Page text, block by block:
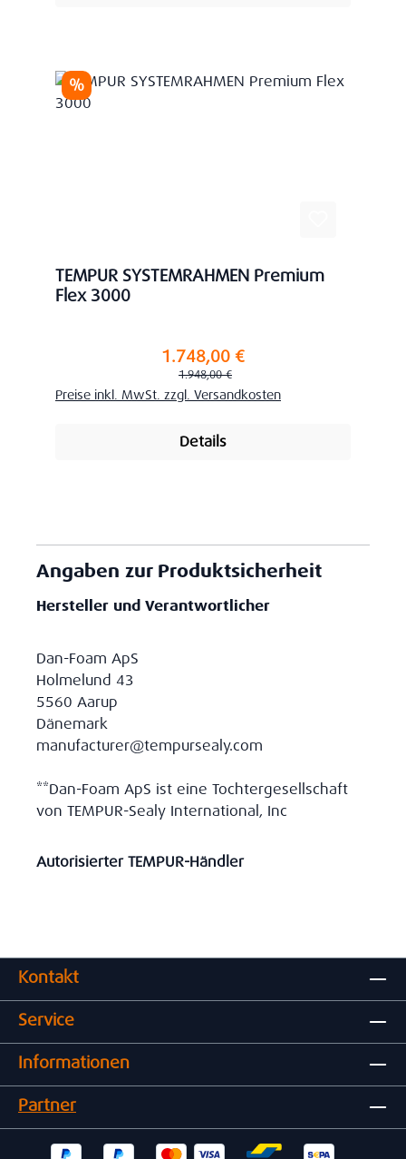
Rabatt
%
TEMPUR SYSTEMRAHMEN Premium
Flex 3000
Verkaufspreis:1.748,00 €
Regulärer Preis:
1.948,00 €
Preise inkl. MwSt. zzgl. Versandkosten
Details
Angaben zur Produktsicherheit
Hersteller und Verantwortlicher
Dan-Foam ApS
Holmelund 43
5560 Aarup
Dänemark
manufacturer@tempursealy.com
**Dan-Foam ApS ist eine Tochtergesellschaft
von TEMPUR-Sealy International, Inc
Autorisierter TEMPUR-Händler
Kontakt
Service
Informationen
Partner